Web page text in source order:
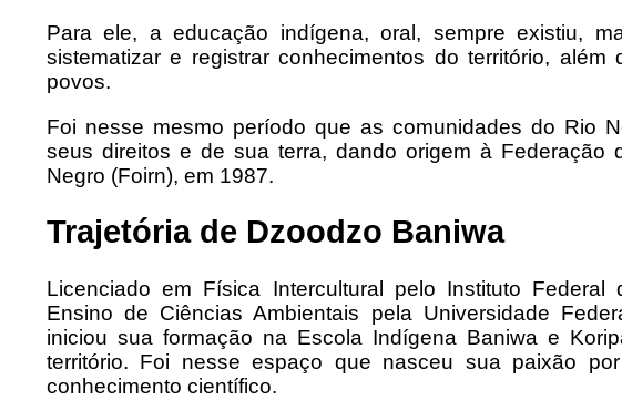
Para ele, a educação indígena, oral, sempre existiu,
sistematizar e registrar conhecimentos do território,
povos.
Foi nesse mesmo período que as comunidades do Rio
seus direitos e de sua terra, dando origem à Federação
Negro (Foirn), em 1987.
Trajetória de Dzoodzo Baniwa
Licenciado em Física Intercultural pelo Instituto
Ensino de Ciências Ambientais pela Universidade
iniciou sua formação na Escola Indígena Baniwa e
território. Foi nesse espaço que nasceu sua paixão
conhecimento científico.